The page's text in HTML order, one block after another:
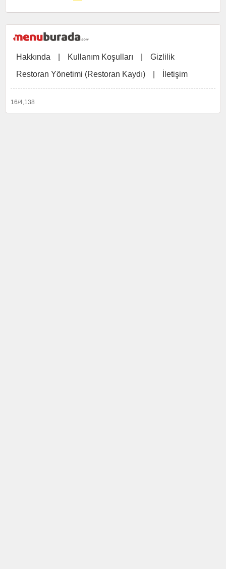
Hakkında Kullanım Koşulları
Gizlilik
Restoran Yönetimi (Restoran Kaydı)
İletişim
16/4,138